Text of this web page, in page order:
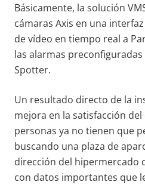
Básicamente, la solución
cámaras Axis en una
de vídeo en tiempo real a
las alarmas
Spotter.
Un resultado directo de la
mejora en la satisfacción del
personas ya no tienen que
buscando una plaza de
dirección del hipermercado
con datos importantes que